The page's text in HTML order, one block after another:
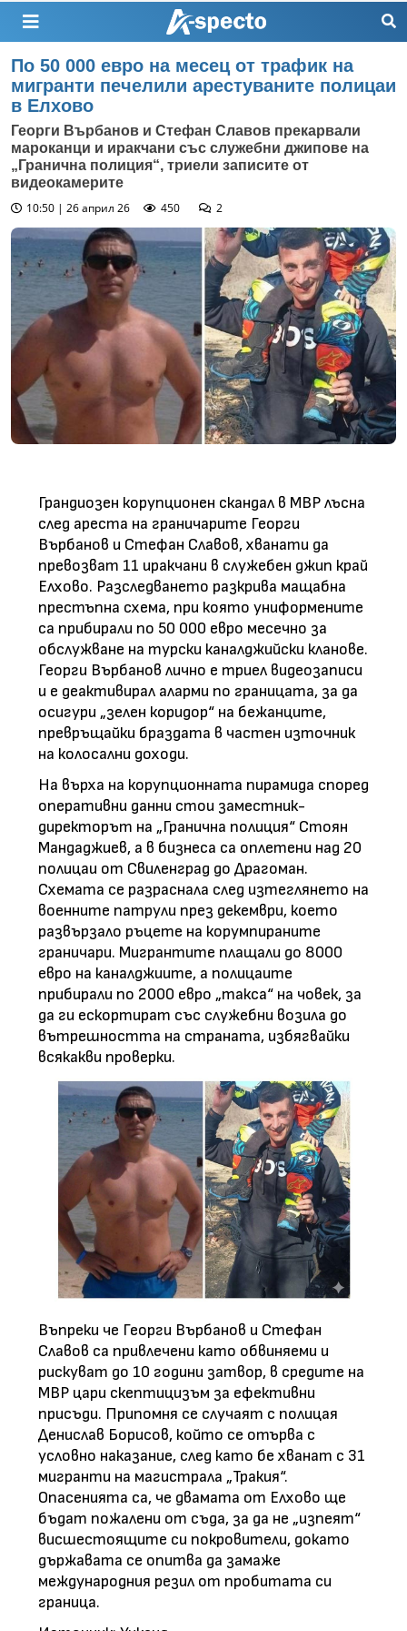
По 50 000 евро на месец от трафик на
мигранти печелили арестуваните полицаи
в Елхово
Георги Върбанов и Стефан Славов прекарвали
мароканци и иракчани със служебни джипове на
„Гранична полиция“, триели записите от
видеокамерите
10:50 | 26 април 26
450 2
Грандиозен корупционен скандал в МВР лъсна
след ареста на граничарите Георги
Върбанов и Стефан Славов, хванати да
превозват 11 иракчани в служебен джип край
Елхово. Разследването разкрива мащабна
престъпна схема, при която униформените
са прибирали по 50 000 евро месечно за
обслужване на турски каналджийски кланове.
Георги Върбанов лично е триел видеозаписи
и е деактивирал аларми по границата, за да
осигури „зелен коридор“ на бежанците,
превръщайки браздата в частен източник
на колосални доходи.
На върха на корупционната пирамида според
оперативни данни стои заместник-
директорът на „Гранична полиция“ Стоян
Мандаджиев, а в бизнеса са оплетени над 20
полицаи от Свиленград до Драгоман.
Схемата се разраснала след изтеглянето на
военните патрули през декември, което
развързало ръцете на корумпираните
граничари. Мигрантите плащали до 8000
евро на каналджиите, а полицаите
прибирали по 2000 евро „такса“ на човек, за
да ги ескортират със служебни возила до
вътрешността на страната, избягвайки
всякакви проверки.
Въпреки че Георги Върбанов и Стефан
Славов са привлечени като обвиняеми и
рискуват до 10 години затвор, в средите на
МВР цари скептицизъм за ефективни
присъди. Припомня се случаят с полицая
Денислав Борисов, който се отърва с
условно наказание, след като бе хванат с 31
мигранти на магистрала „Тракия“.
Опасенията са, че двамата от Елхово ще
бъдат пожалени от съда, за да не „изпеят“
висшестоящите си покровители, докато
държавата се опитва да замаже
международния резил от пробитата си
граница.